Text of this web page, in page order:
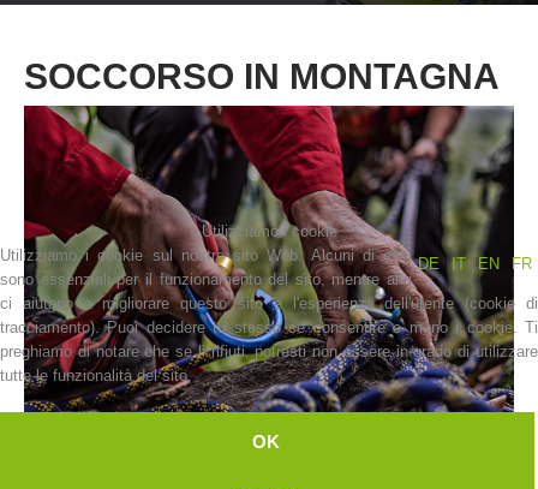
SOCCORSO IN MONTAGNA
Utilizziamo i cookie
DE
IT EN FR
Utilizziamo i cookie sul nostro sito Web. Alcuni di essi
sono essenziali per il funzionamento del sito, mentre altri
ci aiutano a migliorare questo sito e l'esperienza dell'utente (cookie di
tracciamento). Puoi decidere tu stesso se consentire o meno i cookie. Ti
preghiamo di notare che se li rifiuti, potresti non essere in grado di utilizzare
tutte le funzionalità del sito.
OK